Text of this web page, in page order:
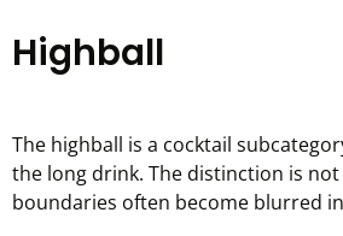
Highball
The highball is a cocktail
the long drink. The distinction is not
boundaries often become blurred